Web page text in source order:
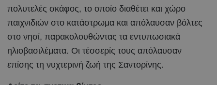
πολυτελές σκάφος, το οποίο διαθέτει και χώρο
παιχνιδιών στο κατάστρωμα και απόλαυσαν βόλτες
στο νησί, παρακολουθώντας τα εντυπωσιακά
ηλιοβασιλέματα. Οι τέσσερίς τους απόλαυσαν
επίσης τη νυχτερινή ζωή της Σαντορίνης.